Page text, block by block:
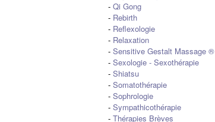
- Qi Gong
- Rebirth
- Reflexologie
- Relaxation
- Sensitive Gestalt Massage ®
- Sexologie - Sexothérapie
- Shiatsu
- Somatothérapie
- Sophrologie
- Sympathicothérapie
- Thérapies Brèves